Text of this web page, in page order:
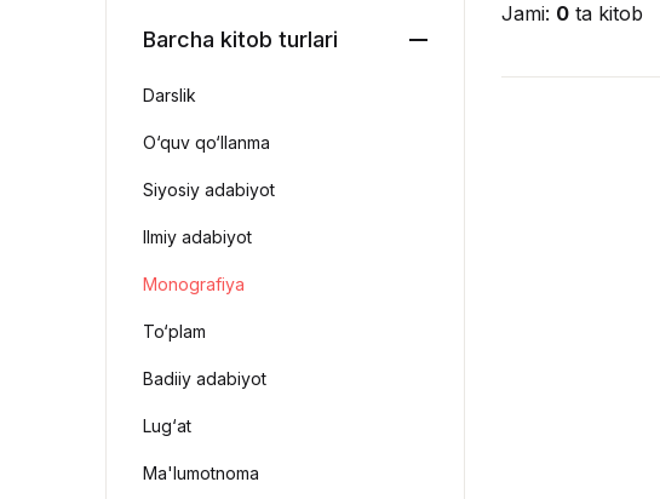
Jami: 0ta kitob
Barcha kitob turlari
Darslik
O‘quv qo‘llanma
Siyosiy adabiyot
Ilmiy adabiyot
Monografiya
To‘plam
Badiiy adabiyot
Lug‘at
Ma'lumotnoma